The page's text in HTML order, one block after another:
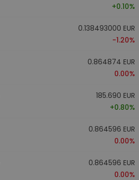
+0.10%
0.138493000 EUR
-1.20%
0.864874 EUR
0.00%
185.690 EUR
+0.80%
0.864596 EUR
0.00%
0.864596 EUR
0.00%